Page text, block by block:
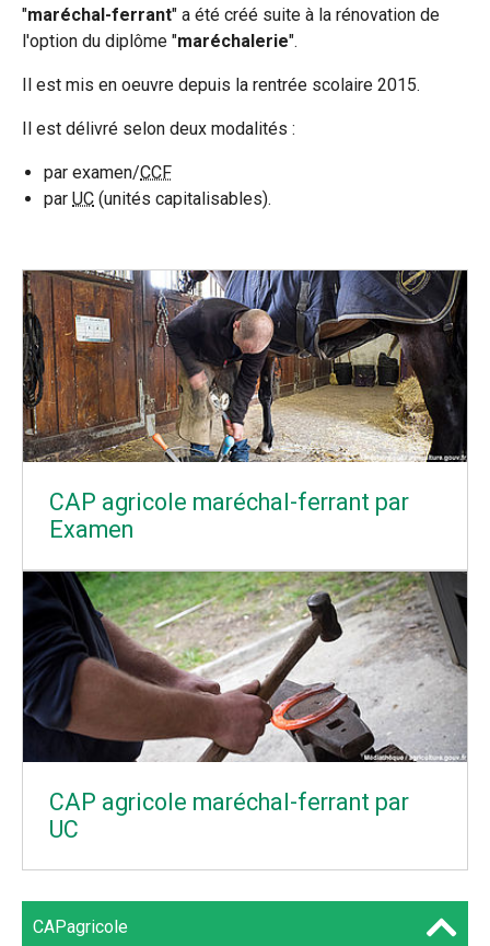
"maréchal-ferrant" a été créé suite à la rénovation de
l'option du diplôme "maréchalerie".
Il est mis en oeuvre depuis la rentrée scolaire 2015.
Il est délivré selon deux modalités :
par examen/CCF
par UC (unités capitalisables).
CAP agricole maréchal-ferrant par
Examen
CAP agricole maréchal-ferrant par
UC
CAPagricole